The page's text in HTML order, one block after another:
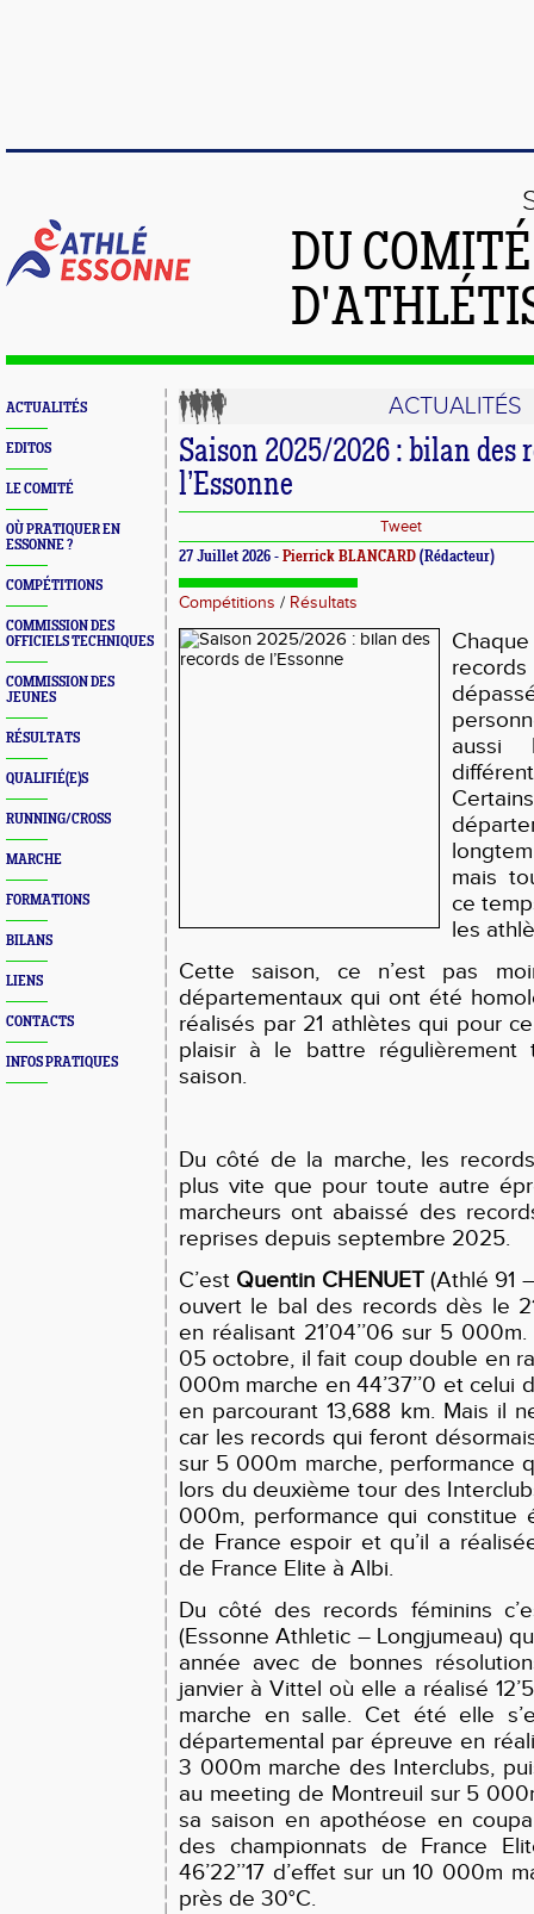
DU
ACTUALITÉS
EDITOS
LE COMITÉ
OÙ PRATIQUER EN
ESSONNE ?
COMPÉTITIONS
COMMISSION DES
OFFICIELS TECHNIQUES
COMMISSION DES
JEUNES
RÉSULTATS
QUALIFIÉ(E)S
RUNNING/CROSS
MARCHE
FORMATIONS
BILANS
LIENS
CONTACTS
INFOS PRATIQUES
ACTUALITÉS
Saison 2025/2026 : bilan des
l’Essonne
Tweet
27 Juillet 2026 - Pierrick BLANCARD (Rédacteur)
Compétitions / Résultats
aussi
mais
ce
les
Cette saison, ce n’est pas
départementaux qui ont été
réalisés par 21 athlètes qui pour
plaisir à le battre
saison.
Du côté de la marche, les
plus vite que pour toute autre
marcheurs ont abaissé des
reprises depuis septembre 2025.
C’est Quentin CHENUET(Athlé 91
ouvert le bal des records dès le
en réalisant 21’04’’06 sur 5
05 octobre, il fait coup double en
000m marche en 44’37’’0 et celui
en parcourant 13,688 km. Mais il
car les records qui feront désormais
sur 5 000m marche, performance
lors du deuxième tour des
000m, performance qui constitue
de France espoir et qu’il a
de France Elite à Albi.
Du côté des records féminins
(Essonne Athletic – Longjumeau)
année avec de bonnes
janvier à Vittel où elle a réalisé
marche en salle. Cet été elle
départemental par épreuve en
3 000m marche des Interclubs, puis
au meeting de Montreuil sur 5
sa saison en apothéose en
des championnats de France
46’22’’17 d’effet sur un 10 000m
près de 30°C.